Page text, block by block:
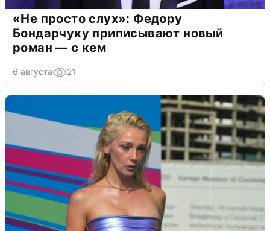
«Не просто слух»: Федору
Бондарчуку приписывают новый
роман — с кем
6 августа 21